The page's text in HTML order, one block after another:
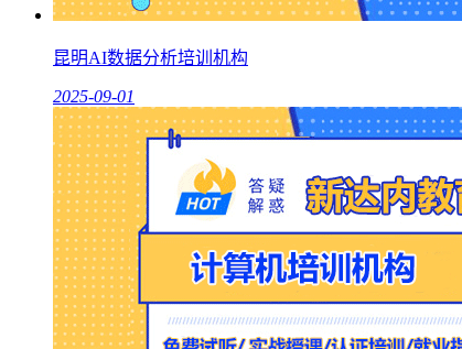
昆明AI数据分析培训机构
2025-09-01